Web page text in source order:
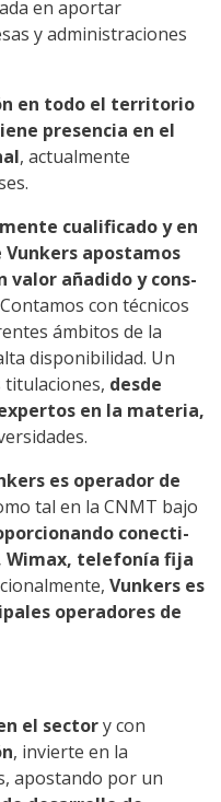
en aportar
y administraciones
en todo el territorio
presencia en el
, actualmente
cualificado y en
apostamos
añadido y cons-
con técnicos
ámbitos de la
disponibilidad. Un
titulaciones, desde
en la materia,
es operador de
tal en la CNMT bajo
conecti-
Wimax, telefonía fija
Vunkers es
operadores de
el sectory con
, invierte en la
apostando por un